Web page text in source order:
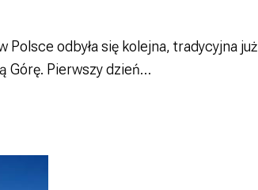
odbyła się kolejna, tradycyjna już
Górę. Pierwszy dzień…